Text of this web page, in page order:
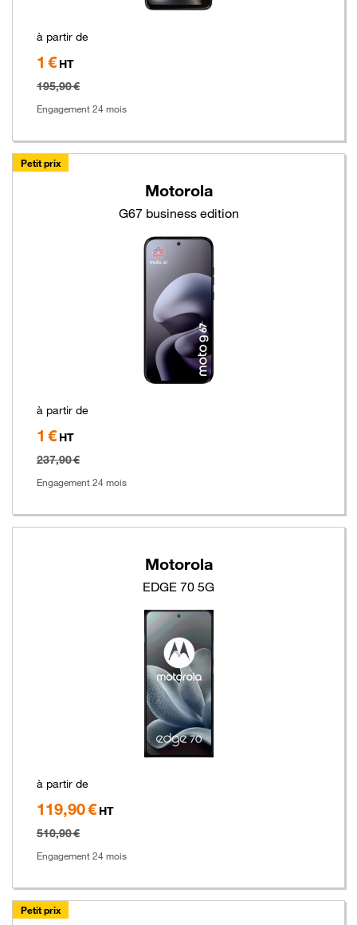
à partir de
1 € HT
195,90 €
Engagement 24 mois
Petit prix
Motorola
G67 business edition
à partir de
1 € HT
237,90 €
Engagement 24 mois
Motorola
EDGE 70 5G
à partir de
119,90 € HT
510,90 €
Engagement 24 mois
Petit prix